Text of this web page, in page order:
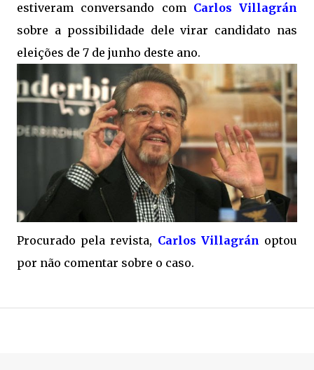
estiveram conversando com Carlos Villagrán
sobre a possibilidade dele virar candidato nas
eleições de 7 de junho deste ano.
Procurado pela revista, Carlos Villagrán optou
por não comentar sobre o caso.